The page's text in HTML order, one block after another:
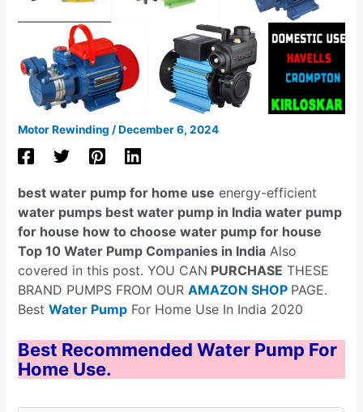
Motor Rewinding /December 6, 2024
best water pump for home use energy-efficient
water pumps best water pump in India water pump
for house how to choose water pump for house
Top 10 Water Pump Companies in India Also
covered in this post. YOU CAN PURCHASE THESE
BRAND PUMPS FROM OURAMAZON SHOP PAGE.
BestWater Pump For Home Use In India 2020
Best Recommended Water Pump For
Home Use.